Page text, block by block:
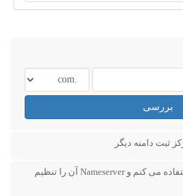
بررسی
ثبت دامنه دیگر
من از دامنه خودم استفاده می کنم و Nameserver آن را تنظیم